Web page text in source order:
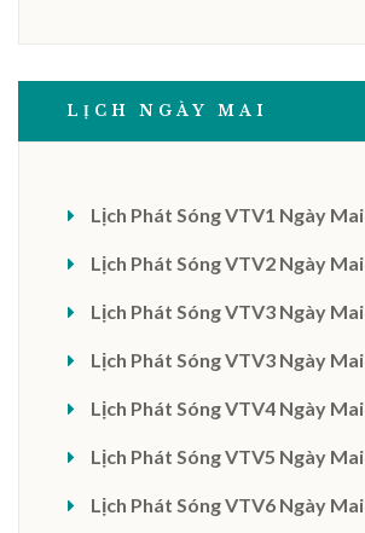
LỊCH NGÀY MAI
Lịch Phát Sóng VTV1 Ngày Mai
Lịch Phát Sóng VTV2 Ngày Mai
Lịch Phát Sóng VTV3 Ngày Mai
Lịch Phát Sóng VTV3 Ngày Mai
Lịch Phát Sóng VTV4 Ngày Mai
Lịch Phát Sóng VTV5 Ngày Mai
Lịch Phát Sóng VTV6 Ngày Mai